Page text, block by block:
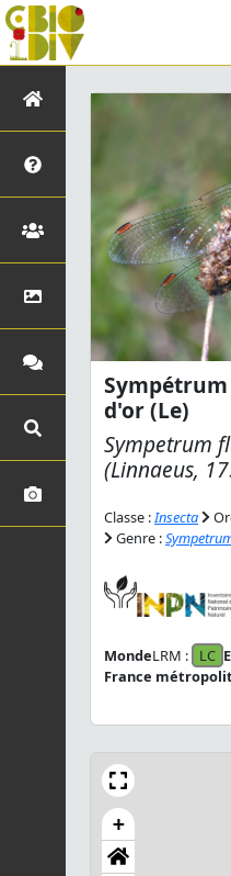
d'or (Le)
Sympetrum
(Linnaeus,
Classe :Insecta
Genre :
MondeLRM : LC
France
+